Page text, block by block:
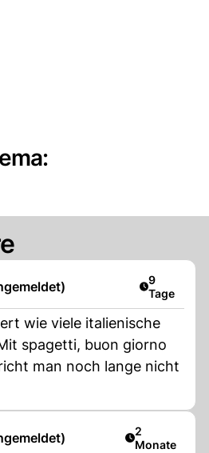
Artikel
9
Tage
wie viele italienische
spagetti, buon giorno
man noch lange nicht
Artikel
2
Monate